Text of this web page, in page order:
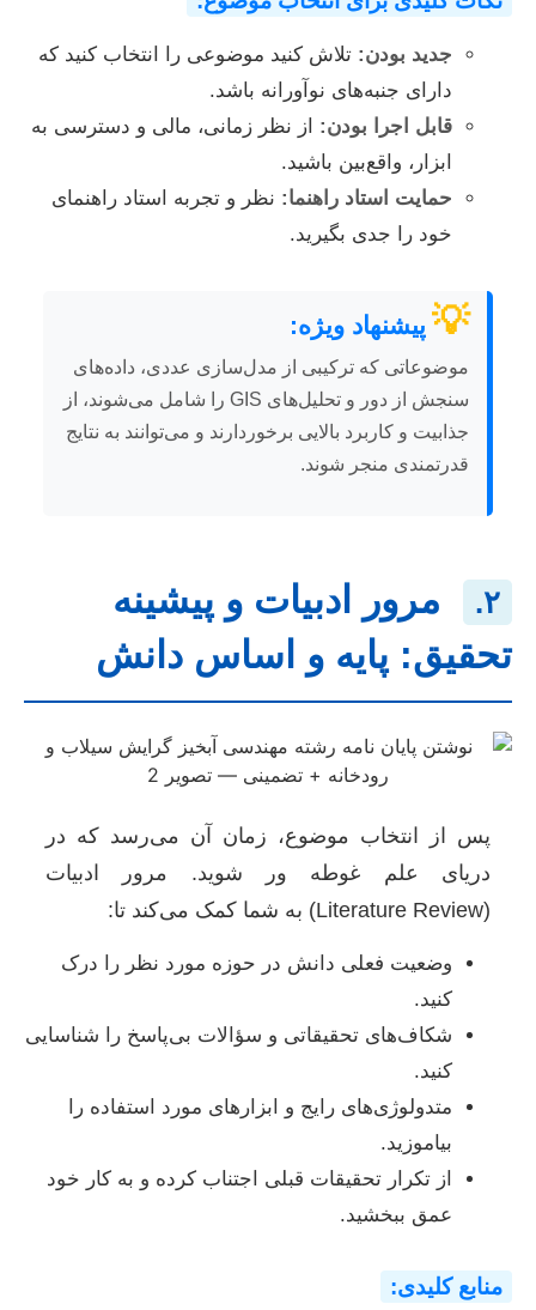
جدید بودن: تلاش کنید موضوعی را انتخاب کنید که
دارای جنبه‌های نوآورانه باشد.
قابل اجرا بودن: از نظر زمانی، مالی و دسترسی به
ابزار، واقع‌بین باشید.
حمایت استاد راهنما: نظر و تجربه استاد راهنمای
خود را جدی بگیرید.
💡 پیشنهاد ویژه:
موضوعاتی که ترکیبی از مدل‌سازی عددی، داده‌های
سنجش از دور و تحلیل‌های GIS را شامل می‌شوند، از
جذابیت و کاربرد بالایی برخوردارند و می‌توانند به نتایج
قدرتمندی منجر شوند.
۲.
مرور ادبیات و پیشینه
تحقیق: پایه و اساس دانش
پس از انتخاب موضوع، زمان آن می‌رسد که در
دریای علم غوطه ور شوید. مرور ادبیات
(Literature Review) به شما کمک می‌کند تا:
وضعیت فعلی دانش در حوزه مورد نظر را درک
کنید.
شکاف‌های تحقیقاتی و سؤالات بی‌پاسخ را شناسایی
کنید.
متدولوژی‌های رایج و ابزارهای مورد استفاده را
بیاموزید.
از تکرار تحقیقات قبلی اجتناب کرده و به کار خود
عمق ببخشید.
منابع کلیدی: